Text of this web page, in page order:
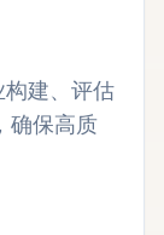
建、评估
确保高质